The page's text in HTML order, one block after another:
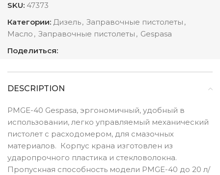
SKU: 47373
Категории: Дизель, Заправочные пистолеты ,
Масло , Заправочные пистолеты , Gespasa
Поделиться:
DESCRIPTION
PMGE-40 Gespasa, эргономичный, удобный в
использовании, легко управляемый механический
пистолет с расходомером, для смазочных
материалов. Корпус крана изготовлен из
ударопрочного пластика и стекловолокна.
Пропускная способность модели PMGE-40 до 20 л/